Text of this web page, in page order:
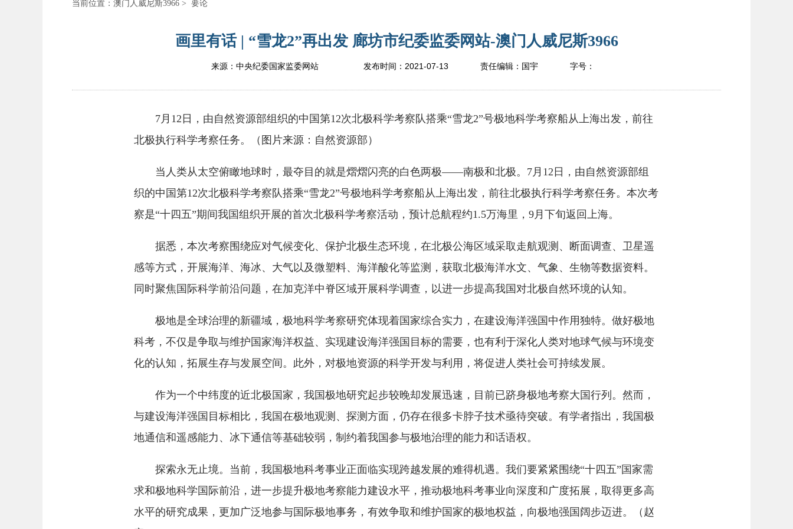
当前位置： 澳门人威尼斯3966 > 要论
画里有话 | “雪龙2”再出发 廊坊市纪委监委网站-澳门人威尼斯3966
来源：中央纪委国家监委网站 发布时间： 2021-07-13 责任编辑： 国宇 字号：
7月12日，由自然资源部组织的中国第12次北极科学考察队搭乘“雪龙2”号极地科学考察船从上海出发，前往
北极执行科学考察任务。（图片来源：自然资源部）
当人类从太空俯瞰地球时，最夺目的就是熠熠闪亮的白色两极——南极和北极。7月12日，由自然资源部组
织的中国第12次北极科学考察队搭乘“雪龙2”号极地科学考察船从上海出发，前往北极执行科学考察任务。本次考
察是“十四五”期间我国组织开展的首次北极科学考察活动，预计总航程约1.5万海里，9月下旬返回上海。
据悉，本次考察围绕应对气候变化、保护北极生态环境，在北极公海区域采取走航观测、断面调查、卫星遥
感等方式，开展海洋、海冰、大气以及微塑料、海洋酸化等监测，获取北极海洋水文、气象、生物等数据资料。
同时聚焦国际科学前沿问题，在加克洋中脊区域开展科学调查，以进一步提高我国对北极自然环境的认知。
极地是全球治理的新疆域，极地科学考察研究体现着国家综合实力，在建设海洋强国中作用独特。做好极地
科考，不仅是争取与维护国家海洋权益、实现建设海洋强国目标的需要，也有利于深化人类对地球气候与环境变
化的认知，拓展生存与发展空间。此外，对极地资源的科学开发与利用，将促进人类社会可持续发展。
作为一个中纬度的近北极国家，我国极地研究起步较晚却发展迅速，目前已跻身极地考察大国行列。然而，
与建设海洋强国目标相比，我国在极地观测、探测方面，仍存在很多卡脖子技术亟待突破。有学者指出，我国极
地通信和遥感能力、冰下通信等基础较弱，制约着我国参与极地治理的能力和话语权。
探索永无止境。当前，我国极地科考事业正面临实现跨越发展的难得机遇。我们要紧紧围绕“十四五”国家需
求和极地科学国际前沿，进一步提升极地考察能力建设水平，推动极地科考事业向深度和广度拓展，取得更多高
水平的研究成果，更加广泛地参与国际极地事务，有效争取和维护国家的极地权益，向极地强国阔步迈进。（赵